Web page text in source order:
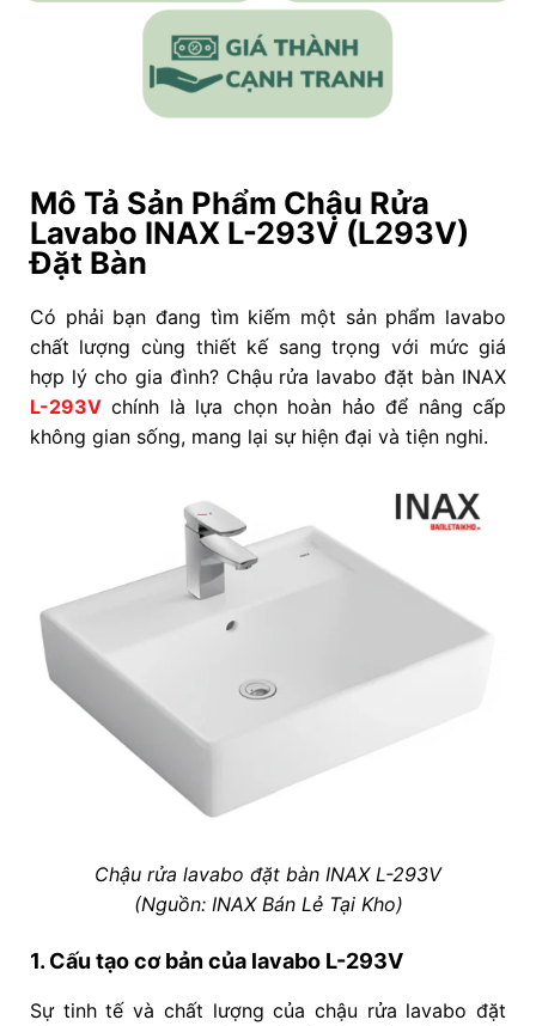
Mô Tả Sản Phẩm Chậu Rửa
Lavabo INAX L-293V (L293V)
Đặt Bàn
Có phải bạn đang tìm kiếm một sản phẩm lavabo
chất lượng cùng thiết kế sang trọng với mức giá
hợp lý cho gia đình? Chậu rửa lavabo đặt bàn INAX
L-293Vchính là lựa chọn hoàn hảo để nâng cấp
không gian sống, mang lại sự hiện đại và tiện nghi.
Chậu rửa lavabo đặt bàn INAX L-293V
(Nguồn: INAX Bán Lẻ Tại Kho)
1. Cấu tạo cơ bản của lavabo L-293V
Sự tinh tế và chất lượng của chậu rửa lavabo đặt